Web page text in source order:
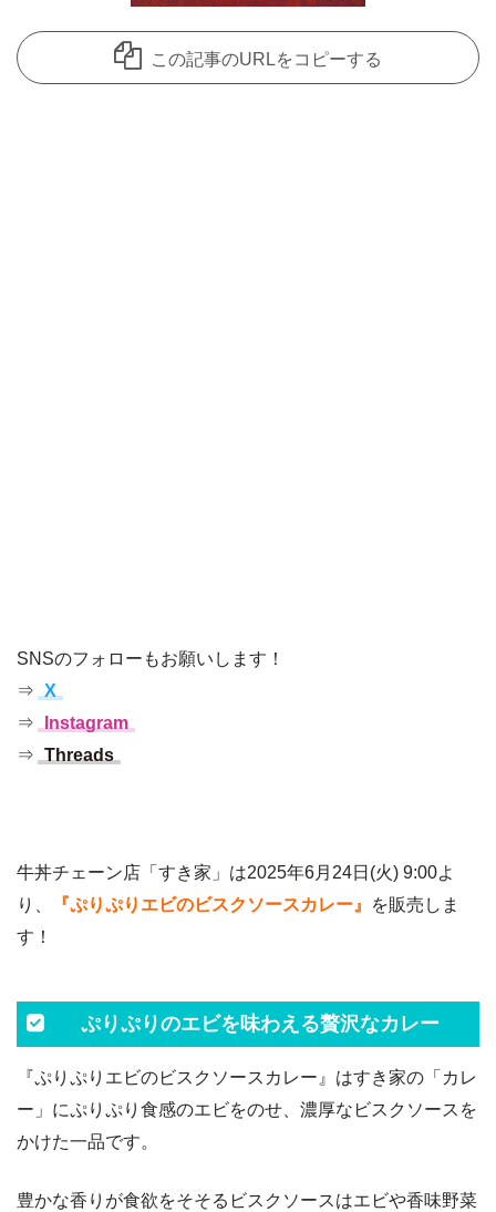
この記事のURLをコピーする
SNSのフォローもお願いします！
⇒ X
⇒
Instagram
⇒ Threads
牛丼チェーン店「すき家」は2025年6月24日(火) 9:00よ
り、
『ぷりぷりエビのビスクソースカレー』
を販売しま
す！
ぷりぷりのエビを味わえる贅沢なカレー
『ぷりぷりエビのビスクソースカレー』はすき家の「カレ
ー」にぷりぷり食感のエビをのせ、濃厚なビスクソースを
かけた一品です。
豊かな香りが食欲をそそるビスクソースはエビや香味野菜